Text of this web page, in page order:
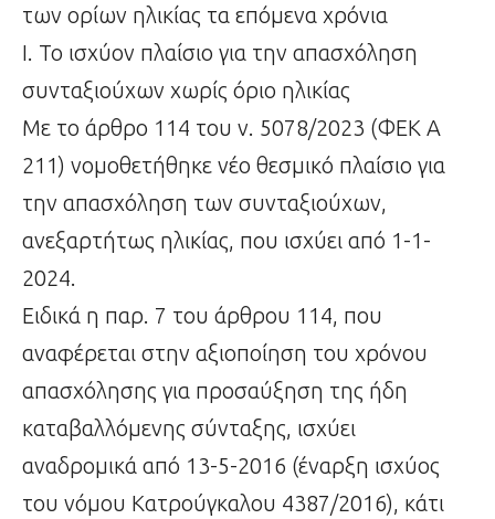
των ορίων ηλικίας τα επόμενα χρόνια
Ι. Το ισχύον πλαίσιο για την απασχόληση
συνταξιούχων χωρίς όριο ηλικίας
Με το άρθρο 114 του ν. 5078/2023 (ΦΕΚ Α
211) νομοθετήθηκε νέο θεσμικό πλαίσιο για
την απασχόληση των συνταξιούχων,
ανεξαρτήτως ηλικίας, που ισχύει από 1-1-
2024.
Ειδικά η παρ. 7 του άρθρου 114, που
αναφέρεται στην αξιοποίηση του χρόνου
απασχόλησης για προσαύξηση της ήδη
καταβαλλόμενης σύνταξης, ισχύει
αναδρομικά από 13-5-2016 (έναρξη ισχύος
του νόμου Κατρούγκαλου 4387/2016), κάτι